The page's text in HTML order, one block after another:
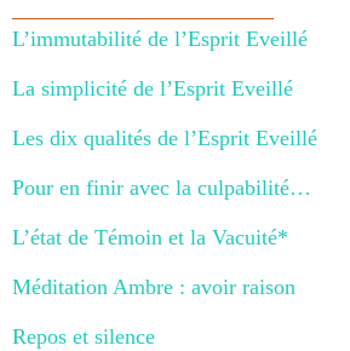
L’immutabilité de l’Esprit Eveillé
La simplicité de l’Esprit Eveillé
Les dix qualités de l’Esprit Eveillé
Pour en finir avec la culpabilité…
L’état de Témoin et la Vacuité*
Méditation Ambre : avoir raison
Repos et silence